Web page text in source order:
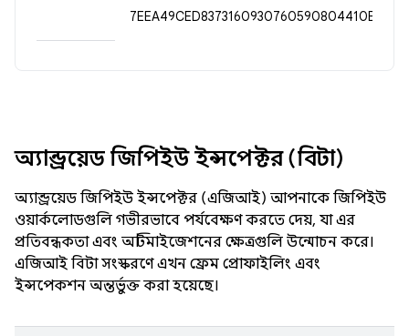
অ্যান্ড্রয়েড জিপিইউ ইন্সপেক্টর (বিটা)
অ্যান্ড্রয়েড জিপিইউ ইন্সপেক্টর (এজিআই) আপনাকে জিপিইউ
ওয়ার্কলোডগুলি গভীরভাবে পর্যবেক্ষণ করতে দেয়, যা এর
প্রতিবন্ধকতা এবং অপ্টিমাইজেশনের ক্ষেত্রগুলি উন্মোচন করে।
এজিআই বিটা সংস্করণে এখন ফ্রেম প্রোফাইলিং এবং
ইন্সপেকশন অন্তর্ভুক্ত করা হয়েছে।